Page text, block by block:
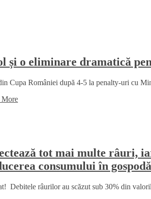
și o eliminare dramatică
Cupa României după 4-5 la penalty-uri cu
More
tot mai multe râuri,
consumului în
Debitele râurilor au scăzut sub 30% din